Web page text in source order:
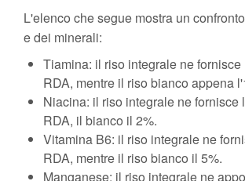
L'elenco che segue mostra un
e dei minerali:
Tiamina: il riso integrale ne
RDA, mentre il riso bianco appena
Niacina: il riso integrale ne fornisce
RDA, il bianco il 2%.
Vitamina B6: il riso integrale ne
RDA, mentre il riso bianco il 5%.
Manganese: il riso integrale ne